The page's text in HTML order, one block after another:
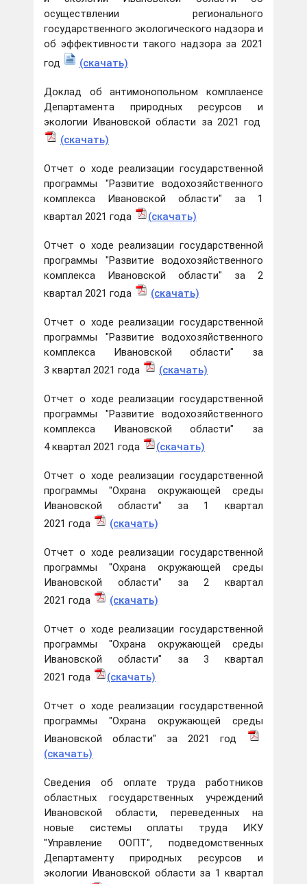
осуществлении регионального
государственного экологического надзора и
об эффективности такого надзора за 2021
год
(скачать)
Доклад об антимонопольном комплаенсе
Департамента природных ресурсов и
экологии Ивановской области за 2021 год
(скачать)
Отчет о ходе реализации государственной
программы "Развитие водохозяйственного
комплекса Ивановской области" за 1
квартал 2021 года
(скачать)
Отчет о ходе реализации государственной
программы "Развитие водохозяйственного
комплекса Ивановской области" за 2
квартал 2021 года
(скачать)
Отчет о ходе реализации государственной
программы "Развитие водохозяйственного
комплекса Ивановской области" за
3 квартал 2021 года
(скачать)
Отчет о ходе реализации государственной
программы "Развитие водохозяйственного
комплекса Ивановской области" за
4 квартал 2021 года
(скачать)
Отчет о ходе реализации государственной
программы "Охрана окружающей среды
Ивановской области" за 1 квартал
2021 года
(скачать)
Отчет о ходе реализации государственной
программы "Охрана окружающей среды
Ивановской области" за 2 квартал
2021 года
(скачать)
Отчет о ходе реализации государственной
программы "Охрана окружающей среды
Ивановской области" за 3 квартал
2021 года
(скачать)
Отчет о ходе реализации государственной
программы "Охрана окружающей среды
Ивановской области" за 2021 год
(скачать)
Сведения об оплате труда работников
областных государственных учреждений
Ивановской области, переведенных на
новые системы оплаты труда ИКУ
"Управление ООПТ", подведомственных
Департаменту природных ресурсов и
экологии Ивановской области за 1 квартал